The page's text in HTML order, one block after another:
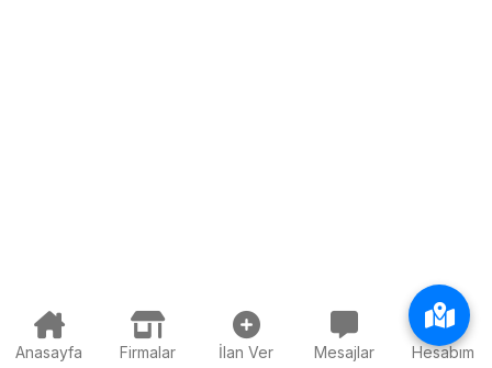
Anasayfa Firmalar İlan Ver Mesajlar Hesabım